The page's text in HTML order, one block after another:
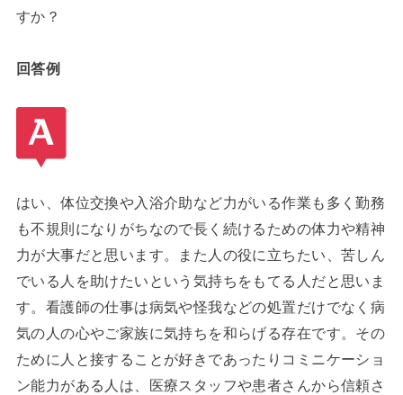
すか？
回答例
はい、体位交換や入浴介助など力がいる作業も多く勤務
も不規則になりがちなので長く続けるための体力や精神
力が大事だと思います。また人の役に立ちたい、苦しん
でいる人を助けたいという気持ちをもてる人だと思いま
す。看護師の仕事は病気や怪我などの処置だけでなく病
気の人の心やご家族に気持ちを和らげる存在です。その
ために人と接することが好きであったりコミニケーショ
ン能力がある人は、医療スタッフや患者さんから信頼さ